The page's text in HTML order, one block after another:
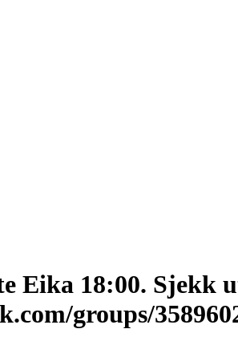
Eika 18:00. Sjekk
groups/